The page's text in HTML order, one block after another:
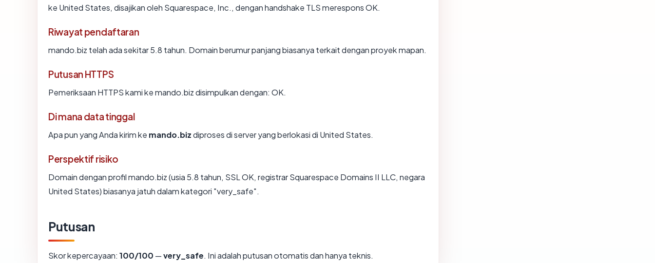
ke United States, disajikan oleh Squarespace, Inc., dengan handshake TLS merespons OK.
Riwayat pendaftaran
mando.biz telah ada sekitar 5.8 tahun. Domain berumur panjang biasanya terkait dengan proyek mapan.
Putusan HTTPS
Pemeriksaan HTTPS kami ke mando.biz disimpulkan dengan: OK.
Di mana data tinggal
Apa pun yang Anda kirim ke mando.bizdiproses di server yang berlokasi di United States.
Perspektif risiko
Domain dengan profil mando.biz (usia 5.8 tahun, SSL OK, registrar Squarespace Domains II LLC, negara
United States) biasanya jatuh dalam kategori "very_safe".
Putusan
Skor kepercayaan: 100/100 —very_safe. Ini adalah putusan otomatis dan hanya teknis.